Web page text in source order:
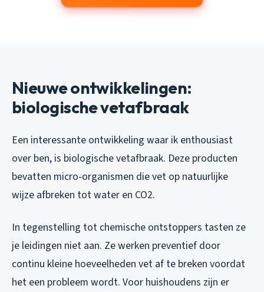
Nieuwe ontwikkelingen:
biologische vetafbraak
Een interessante ontwikkeling waar ik enthousiast
over ben, is biologische vetafbraak. Deze producten
bevatten micro-organismen die vet op natuurlijke
wijze afbreken tot water en CO2.
In tegenstelling tot chemische ontstoppers tasten ze
je leidingen niet aan. Ze werken preventief door
continu kleine hoeveelheden vet af te breken voordat
het een probleem wordt. Voor huishoudens zijn er